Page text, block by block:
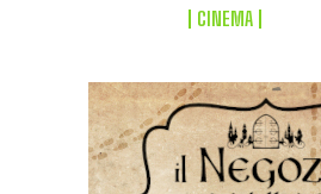
CINEMA